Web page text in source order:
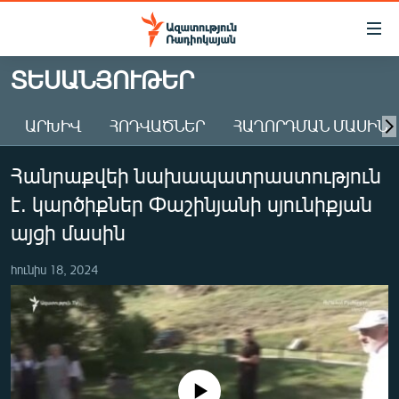
Մատչելիության
Անցնել
հիմնական
Անցնել
հիմնական
մենյուին
Որոնում
ԱԶԱՏՈՒԹՅՈՒՆ TV
ՀԱՅԱՍՏԱՆ
ԸՆՏՐՈՒԹՅՈՒՆՆԵՐ 2026
ԻՐԱՎՈՒՆՔ
ՏՆՏԵՍՈՒԹՅՈՒՆ
ՂԱՐԱԲԱՂ
ՊԱՏԵՐԱԶՄԻ 6 ՇԱԲԱԹՆԵՐԸ
ՏԱՐԱԾԱՇՐՋԱՆ
ՏԵՍԱՆՅՈՒԹԵՐ
ԱՐԽԻՎ ՀՈԴՎԱԾՆԵՐ ՀԱՂՈՐԴՄԱՆ ՄԱՍԻՆ
Հանրաքվեի նախապատրաստություն
է. կարծիքներ Փաշինյանի սյունիքյան
այցի մասին
հունիս 18, 2024
No media source currently available